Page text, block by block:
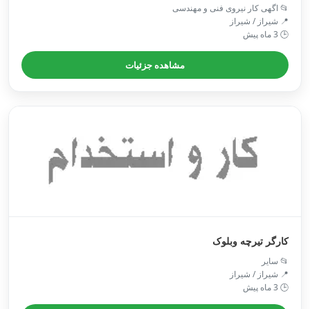
📂 اگهی کار نیروی فنی و مهندسی
📍 شیراز / شیراز
🕒 3 ماه پیش
مشاهده جزئیات
کارگر تیرچه وبلوک
📂 سایر
📍 شیراز / شیراز
🕒 3 ماه پیش